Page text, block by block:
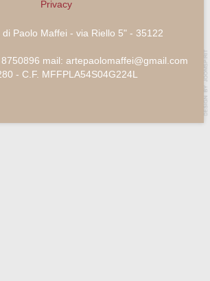
Privacy
Paolo Maffei - via Riello 5" - 35122
mail: artepaolomaffei@gmail.com
- C.F. MFFPLA54S04G224L